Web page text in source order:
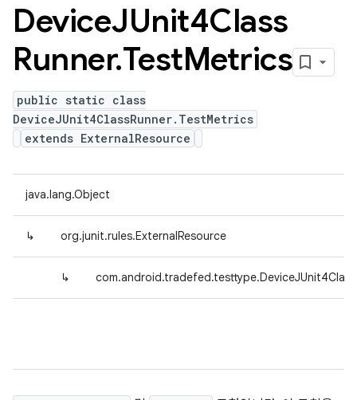
DeviceJUnit4Class
Runner.TestMetrics
public static class
DeviceJUnit4ClassRunner.TestMetrics
extends ExternalResource
java.lang.Object
↳ org.junit.rules.ExternalResource
↳